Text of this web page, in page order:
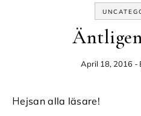
April 18, 2016 -
Hejsan alla läsare!